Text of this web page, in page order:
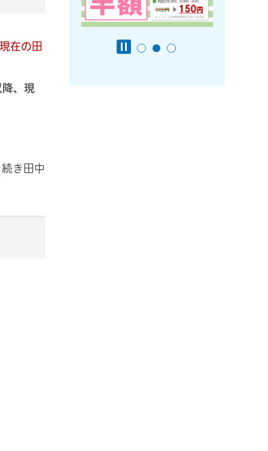
現在の田
、現
き田中